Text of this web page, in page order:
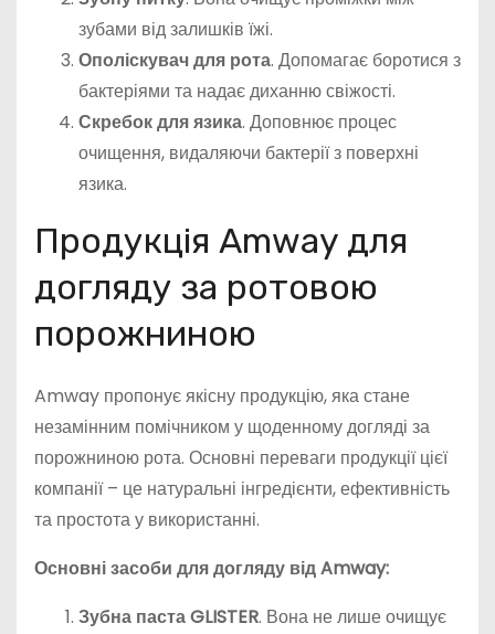
зубами від залишків їжі.
Ополіскувач для рота. Допомагає боротися з
бактеріями та надає диханню свіжості.
Скребок для язика. Доповнює процес
очищення, видаляючи бактерії з поверхні
язика.
Продукція Amway для
догляду за ротовою
порожниною
Amway пропонує якісну продукцію, яка стане
незамінним помічником у щоденному догляді за
порожниною рота. Основні переваги продукції цієї
компанії – це натуральні інгредієнти, ефективність
та простота у використанні.
Основні засоби для догляду від Amway:
Зубна паста GLISTER. Вона не лише очищує